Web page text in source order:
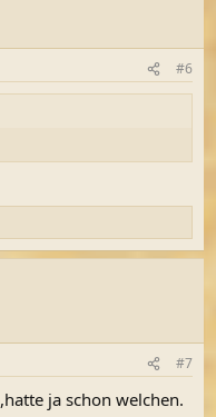
#6
#7
ja schon welchen.